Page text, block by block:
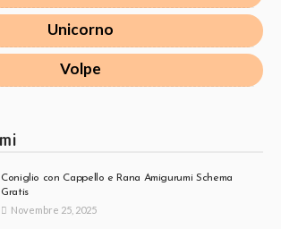
Unicorno
Volpe
Coniglio con Cappello e Rana Amigurumi Schema
Gratis
Novembre 25, 2025